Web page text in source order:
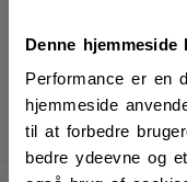
Denne
Performance er en
hjemmeside
til at forbedre
bedre ydeevne og
PRODUKTBILLEDER